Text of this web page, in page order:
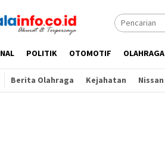
POLITIK OTOMOTIF OLAHRAGA
Berita Olahraga Kejahatan Nissan